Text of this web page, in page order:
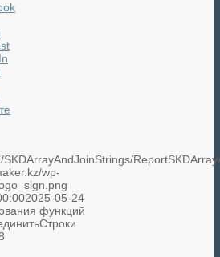
wp-
2025-05-24
функций